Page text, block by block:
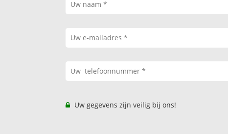
Uw gegevens zijn veilig bij ons!